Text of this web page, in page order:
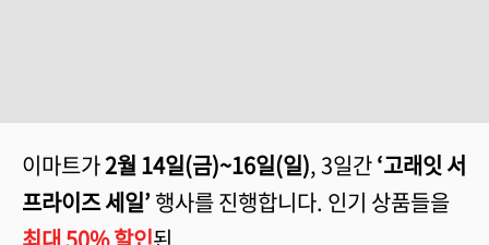
이마트가2월 14일(금)~16일(일), 3일간‘고래잇 서
프라이즈 세일’ 행사를 진행합니다. 인기 상품들을